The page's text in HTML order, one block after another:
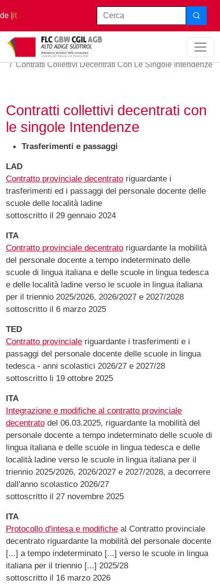
Salta al contenuto principale
de it Cerca
Home
Contratti Collettivi Decentrati Con Le Singole Intendenze
Contratti collettivi decentrati con
le singole Intendenze
Trasferimenti e passaggi
LAD
Contratto provinciale decentrato riguardante i
trasferimenti ed i passaggi del personale docente delle
scuole delle località ladine
sottoscritto il 29 gennaio 2024
ITA
Contratto provinciale decentrato riguardante la mobilità
del personale docente a tempo indeterminato delle
scuole di lingua italiana e delle scuole in lingua tedesca
e delle località ladine verso le scuole in lingua italiana
per il triennio 2025/2026, 2026/2027 e 2027/2028
sottoscritto il 6 marzo 2025
TED
Contratto provinciale riguardante i trasferimenti e i
passaggi del personale docente delle scuole in lingua
tedesca - anni scolastici 2026/27 e 2027/28
sottoscritto li 19 ottobre 2025
ITA
Integrazione e modifiche al contratto provinciale
decentrato del 06.03.2025, riguardante la mobilità del
personale docente a tempo indeterminato delle scuole di
lingua italiana e delle scuole in lingua tedesca e delle
località ladine verso le scuole in lingua italiana per il
triennio 2025/2026, 2026/2027 e 2027/2028, a decorrere
dall'anno scolastico 2026/27
sottoscritto il 27 novembre 2025
ITA
Protocollo d'intesa e modifiche al Contratto provinciale
decentrato riguardante la mobilità del personale docente
[...] a tempo indeterminato [...] verso le scuole in lingua
italiana per il triennio [...] 2025/28
sottoscritto il 16 marzo 2026